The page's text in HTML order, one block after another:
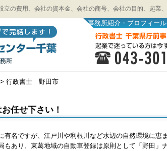
立の費用、会社の資本金、会社の商号、会社の目的、起
事務所紹介・プロフィール
> 行政書士 野田市
お任せ下さい！
有名ですが、江戸川や利根川など水辺の自然環境に恵
もあり、東葛地域の自動車登録は原則として「野田」